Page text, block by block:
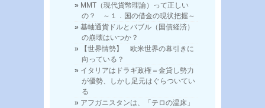
MMT（現代貨幣理論）って正しい
の？ ～１．国の借金の現状把握～
基軸通貨ドルとバブル（国債経済）
の崩壊はいつか？
【世界情勢】 欧米世界の幕引きに
向っている？
イタリアはドラギ政権＝金貸し勢力
が優勢、しかし足元はぐらついてい
る
アフガニスタンは、「テロの温床」